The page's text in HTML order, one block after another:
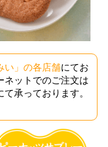
い」の各店舗にてお
ネットでのご注文は
て承っております。